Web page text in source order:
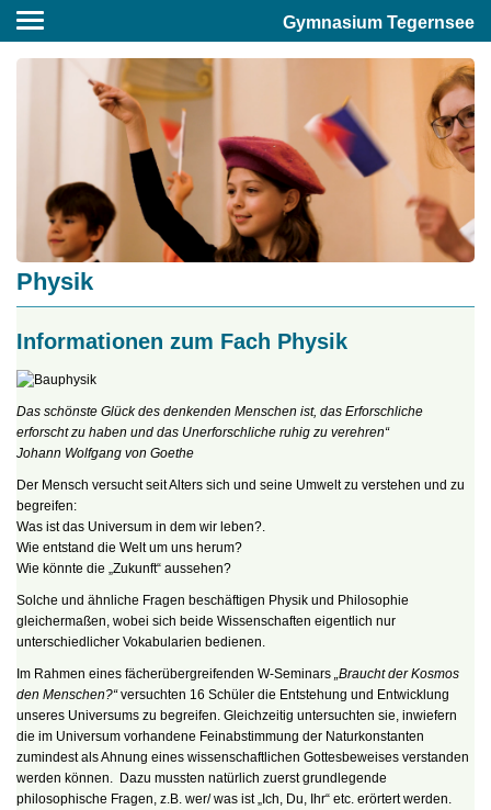
Physik
Informationen zum Fach Physik
Das schönste Glück des denkenden Menschen ist, das Erforschliche
erforscht zu haben und das Unerforschliche ruhig zu verehren“
Johann Wolfgang von Goethe
Der Mensch versucht seit Alters sich und seine Umwelt zu verstehen und zu
begreifen:
Was ist das Universum in dem wir leben?.
Wie entstand die Welt um uns herum?
Wie könnte die „Zukunft“ aussehen?
Solche und ähnliche Fragen beschäftigen Physik und Philosophie
gleichermaßen, wobei sich beide Wissenschaften eigentlich nur
unterschiedlicher Vokabularien bedienen.
Im Rahmen eines fächerübergreifenden W-Seminars „Braucht der Kosmos
den Menschen?“versuchten 16 Schüler die Entstehung und Entwicklung
unseres Universums zu begreifen. Gleichzeitig untersuchten sie, inwiefern
die im Universum vorhandene Feinabstimmung der Naturkonstanten
zumindest als Ahnung eines wissenschaftlichen Gottesbeweises verstanden
werden können. Dazu mussten natürlich zuerst grundlegende
philosophische Fragen, z.B. wer/ was ist „Ich, Du, Ihr“ etc. erörtert werden.
Gymnasium Tegernsee